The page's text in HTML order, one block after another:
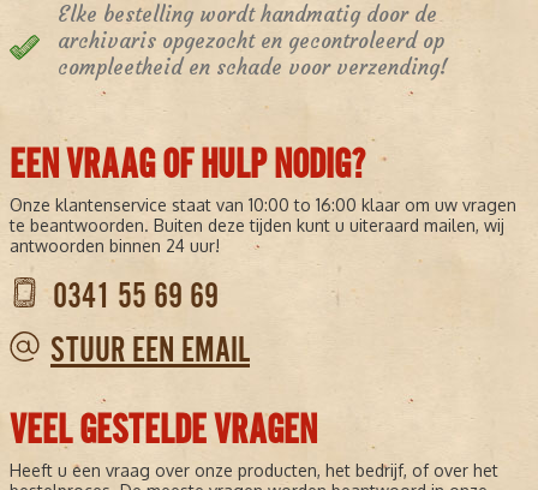
Elke bestelling wordt handmatig door de
archivaris opgezocht en gecontroleerd op
compleetheid en schade voor verzending!
EEN VRAAG OF HULP NODIG?
Onze klantenservice staat van 10:00 to 16:00 klaar om uw vragen
te beantwoorden. Buiten deze tijden kunt u uiteraard mailen, wij
antwoorden binnen 24 uur!
0341 55 69 69
STUUR EEN EMAIL
VEEL GESTELDE VRAGEN
Heeft u een vraag over onze producten, het bedrijf, of over het